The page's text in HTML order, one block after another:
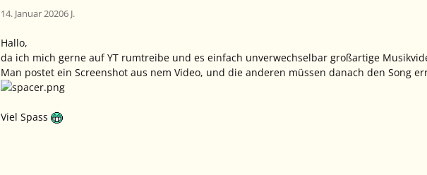
14. Januar 20206 J.
Hallo,
da ich mich gerne auf YT rumtreibe und es einfach unverwechselbar großartige
Man postet ein Screenshot aus nem Video, und die anderen müssen danach den Song
Viel Spass